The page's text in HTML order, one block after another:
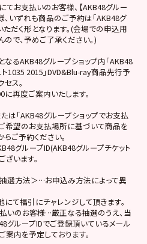
てお支払いのお客様、【AKB48グルー
、いずれも商品のご予約は「AKB48グ
だく形となります。(会場での申込用
で、予めご了承ください。)
るAKB48グループショップ内「AKB48
ト1035 2015」DVD&Blu-ray商品先行予
ス。
再度ご案内いたします。
は「AKB48グループショップでお支払
希望のお支払場所に基づいて商品を
ご予約ください。
グループID(AKB48グループチケット
います。
方法＞…お申込み方法によって異
て福引にチャレンジして頂きます。
いのお客様…厳正なる抽選のうえ、当
グループIDでご登録頂いているメール
案内を予定しております。